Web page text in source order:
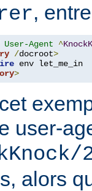
,
User-Agent ^
/docroot>
>
user-
alors